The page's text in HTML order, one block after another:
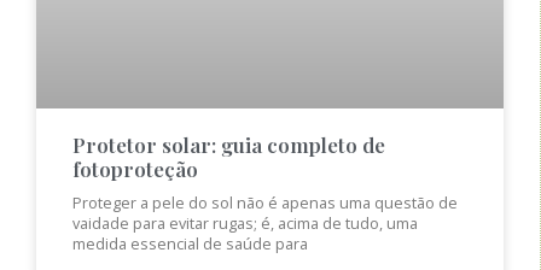
Protetor solar: guia completo de
fotoproteção
Proteger a pele do sol não é apenas uma questão de
vaidade para evitar rugas; é, acima de tudo, uma
medida essencial de saúde para